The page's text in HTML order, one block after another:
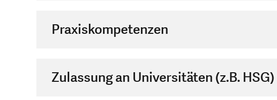
Praxiskompetenzen
Zulassung an Universitäten (z.B. HSG)